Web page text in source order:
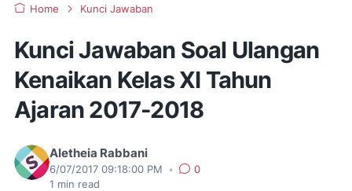
Home Kunci Jawaban
Kunci Jawaban Soal Ulangan
Kenaikan Kelas XI Tahun
Ajaran 2017-2018
Aletheia Rabbani
6/07/2017 09:18:00 PM •
0
1 min read